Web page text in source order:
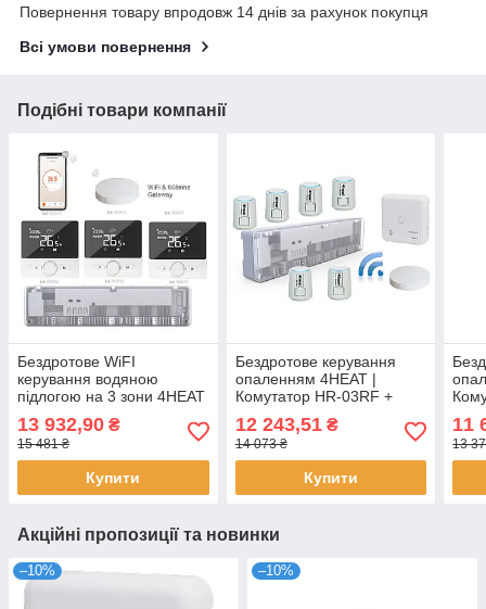
Повернення товару впродовж 14 днів за рахунок покупця
Всі умови повернення
Подібні товари компанії
Бездротове WiFI
керування водяною
підлогою на 3 зони 4HEAT
WT-25 Sender (3 шт.)
13 932,90 ₴
15 481 ₴
Купити
Бездротове керування
опаленням 4HEAT |
Комутатор HR-03RF +
EGW01 + Привод ATR (6
шт.)
12 243,51₴
14 073 ₴
Купити
шт.)
11
13
Акційні пропозиції та новинки
–10% –10%